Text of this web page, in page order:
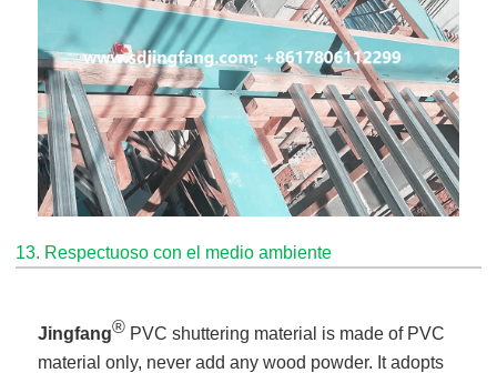
13. Respectuoso con el medio ambiente
Jingfang® PVC shuttering material is made of PVC
material only, never add any wood powder. It adopts